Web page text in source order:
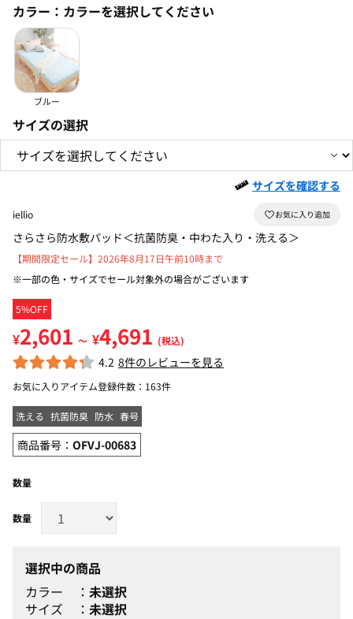
カラー： カラーを選択してください
ブルー
サイズの選択
サイズを確認する
iellio
さらさら防水敷パッド＜抗菌防臭・中わた入り・洗える＞
5%OFF
【期間限定セール】2026年8月17日午前10時まで
※一部の色・サイズでセール対象外の場合がございます
¥2,601 ～ ¥4,691 (税込)
4.2 8件のレビューを見る
お気に入りアイテム登録件数： 163件
洗える 抗菌防臭 防水 春号
商品番号： OFVJ-00683
数量
選択中の商品
カラー
未選択
サイズ
未選択